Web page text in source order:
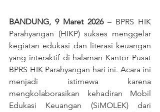
BANDUNG, 9 Maret 2026 – BPRS HIK
Parahyangan (HIKP) sukses menggelar
kegiatan edukasi dan literasi keuangan
yang interaktif di halaman Kantor Pusat
BPRS HIK Parahyangan hari ini. Acara ini
menjadi istimewa karena
mengkolaborasikan kehadiran Mobil
Edukasi Keuangan (SiMOLEK) dari